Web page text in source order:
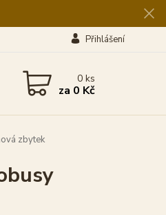
Přihlášení
0ks
za 0 Kč
zbytek